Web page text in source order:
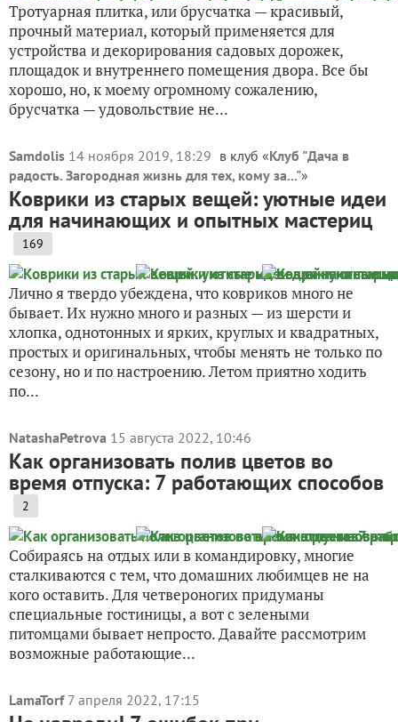
Тротуарная плитка, или брусчатка — красивый,
прочный материал, который применяется для
устройства и декорирования садовых дорожек,
площадок и внутреннего помещения двора. Все бы
хорошо, но, к моему огромному сожалению,
брусчатка — удовольствие не...
Samdolis 14 ноября 2019, 18:29 в клуб «Клуб "Дача в
радость. Загородная жизнь для тех, кому за..."»
Коврики из старых вещей: уютные идеи
для начинающих и опытных мастериц
169
Лично я твердо убеждена, что ковриков много не
бывает. Их нужно много и разных — из шерсти и
хлопка, однотонных и ярких, круглых и квадратных,
простых и оригинальных, чтобы менять не только по
сезону, но и по настроению. Летом приятно ходить
по...
NatashaPetrova 15 августа 2022, 10:46
Как организовать полив цветов во
время отпуска: 7 работающих способов
2
Собираясь на отдых или в командировку, многие
сталкиваются с тем, что домашних любимцев не на
кого оставить. Для четвероногих придуманы
специальные гостиницы, а вот с зелеными
питомцами бывает непросто. Давайте рассмотрим
возможные работающие...
LamaTorf 7 апреля 2022, 17:15